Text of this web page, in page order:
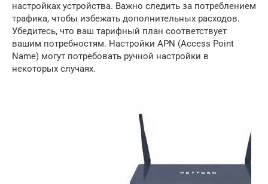
настройках устройства. Важно следить за потреблением
трафика, чтобы избежать дополнительных расходов.
Убедитесь, что ваш тарифный план соответствует
вашим потребностям. Настройки APN (Access Point
Name) могут потребовать ручной настройки в
некоторых случаях.